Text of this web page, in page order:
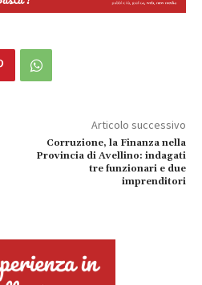
Articolo successivo
Corruzione, la Finanza nella
Provincia di Avellino: indagati
tre funzionari e due
imprenditori